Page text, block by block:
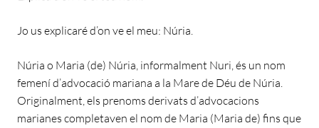
Jo us explicaré d’on ve el meu: Núria.
Núria o Maria (de) Núria, informalment Nuri, és un nom
femení d’advocació mariana a la Mare de Déu de Núria.
Originalment, els prenoms derivats d’advocacions
marianes completaven el nom de Maria (Maria de) fins que